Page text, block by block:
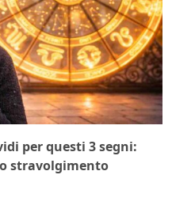
per questi 3 segni:
stravolgimento